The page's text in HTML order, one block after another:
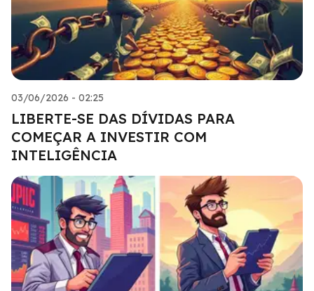
03/06/2026 - 02:25
LIBERTE-SE DAS DÍVIDAS PARA
COMEÇAR A INVESTIR COM
INTELIGÊNCIA